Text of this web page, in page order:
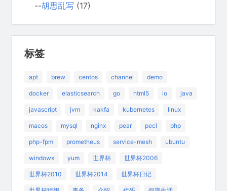
--胡思乱写 (17)
标签
apt brew centos channel demo
docker elasticsearch go html5 io java
javascript jvm kakfa kubernetes linux
macos mysql nginx pear pecl php
php-fpm prometheus service-mesh ubuntu
windows yum 世界杯 世界杯2006
世界杯2010 世界杯2014 世界杯日记